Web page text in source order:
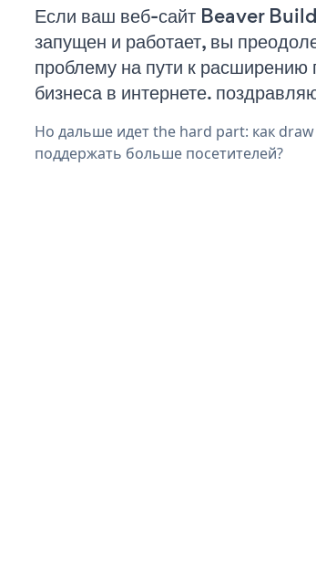
Если ваш веб-сайт Beaver
запущен и работает, вы
проблему на пути к расширению
бизнеса в интернете.
Но дальше идет the hard part: как
поддержать больше посетителей?